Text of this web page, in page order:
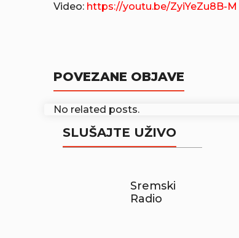
Video: https://youtu.be/ZyiYeZu8B-M
POVEZANE OBJAVE
No related posts.
SLUŠAJTE UŽIVO
Sremski
Radio